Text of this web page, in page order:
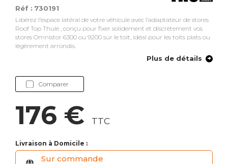
Réf : 730191
Libérez l’espace latéral de votre véhicule avec l’adaptateur de stores
Roof Top Thule , conçu pour fixer solidement et discrètement vos
stores Omnistor 6300 ou 9200 sur le toit, idéal pour les toits plats ou
légèrement arrondis.
Plus de détails
Comparer
176 € TTC
Livraison à Domicile :
Sur commande